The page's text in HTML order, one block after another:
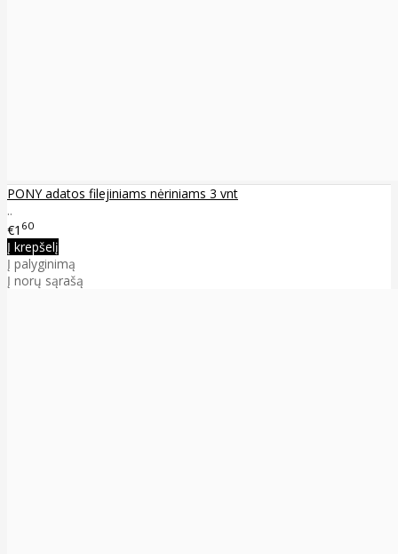
PONY adatos filejiniams nėriniams 3 vnt
..
€1 60
Į krepšelį
Į palyginimą
Į norų sąrašą